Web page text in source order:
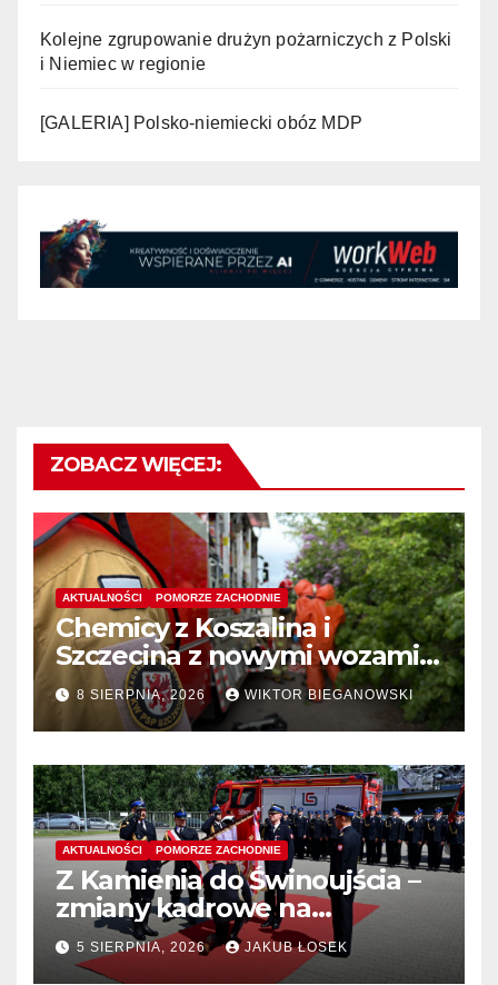
Kolejne zgrupowanie drużyn pożarniczych z Polski
i Niemiec w regionie
[GALERIA] Polsko-niemiecki obóz MDP
ZOBACZ WIĘCEJ:
AKTUALNOŚCI POMORZE ZACHODNIE
Chemicy z Koszalina i
Szczecina z nowymi wozami –
wyłoniono wykonawcę
8 SIERPNIA, 2026 WIKTOR BIEGANOWSKI
AKTUALNOŚCI POMORZE ZACHODNIE
Z Kamienia do Świnoujścia –
zmiany kadrowe na
stanowiskach komendantów
5 SIERPNIA, 2026 JAKUB ŁOSEK